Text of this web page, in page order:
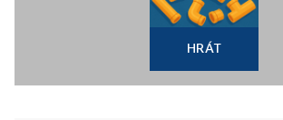
HRÁT